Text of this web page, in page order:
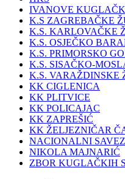
IVANOVE
K.S ZAGREBAČKE
K.S. KARLOVAČKE
K.S. OSJEČKO
K.S. PRIMORSKO
K.S. SISAČKO-
K.S. VARAŽDINSKE
KK CIGLENICA
KK PLITVICE
KK POLICAJAC
KK ZAPREŠIĆ
KK ŽELJEZNIČAR
NACIONALNI
NIKOLA MAJNARIĆ
ZBOR KUGLAČKIH